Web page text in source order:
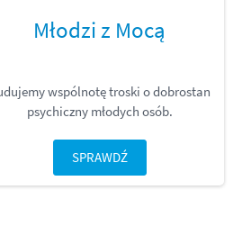
Młodzi z Mocą
wspólnotę troski o dobrostan
psychiczny młodych osób.
SPRAWDŹ